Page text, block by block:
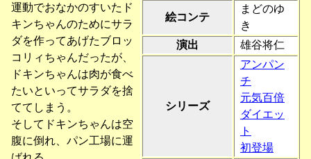
絵コンテ
まどのゆ
き
演出
雄谷将仁
シリーズ
アンパン
チ
元気百倍
ダイエッ
ト
初登場
運動でおなかのすいたド
キンちゃんのためにサラ
ダを作ってあげたブロッ
コリィちゃんだったが、
ドキンちゃんは肉が食べ
たいといってサラダを捨
ててしまう。
そしてドキンちゃんは空
腹に倒れ、パン工場に運